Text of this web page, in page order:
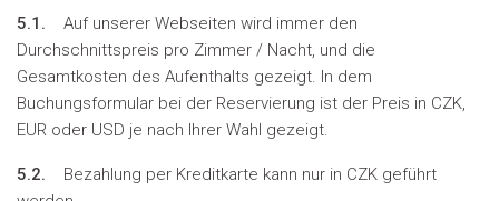
5.1. Auf unserer Webseiten wird immer den
Durchschnittspreis pro Zimmer / Nacht, und die
Gesamtkosten des Aufenthalts gezeigt. In dem
Buchungsformular bei der Reservierung ist der Preis in CZK,
EUR oder USD je nach Ihrer Wahl gezeigt.
5.2. Bezahlung per Kreditkarte kann nur in CZK geführt